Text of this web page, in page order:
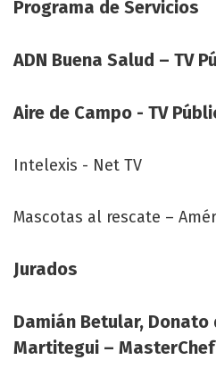
Programa de Servicios
ADN Buena Salud – TV
Aire de Campo - TV
Intelexis - Net TV
Mascotas al rescate –
Jurados
Damián Betular, Donato
Martitegui –